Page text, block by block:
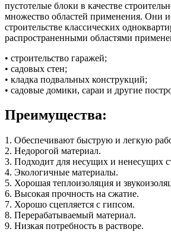
пустотелые блоки в качестве
множество областей применения. Они
строительстве классических
распространенными областями
• строительство гаражей;
• садовых стен;
• кладка подвальных конструкций;
• садовые домики, сараи и другие
Преимущества:
1. Обеспечивают быструю и легкую
2. Недорогой материал.
3. Подходит для несущих и ненесущих
4. Экологичные материалы.
5. Хорошая теплоизоляция и
6. Высокая прочность на сжатие.
7. Хорошо сцепляется с гипсом.
8. Перерабатываемый материал.
9. Низкая потребность в растворе.